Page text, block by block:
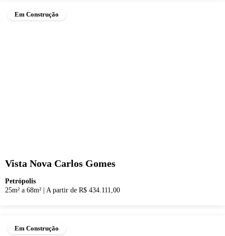
Em Construção
Vista Nova Carlos Gomes
Petrópolis
25m² a 68m²
A partir de R$ 434.111,00
Em Construção